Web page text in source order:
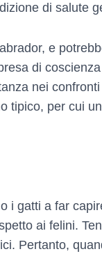
di salute
e
di
nei
tipico, per cui
i gatti a far
ai felini.
Pertanto,